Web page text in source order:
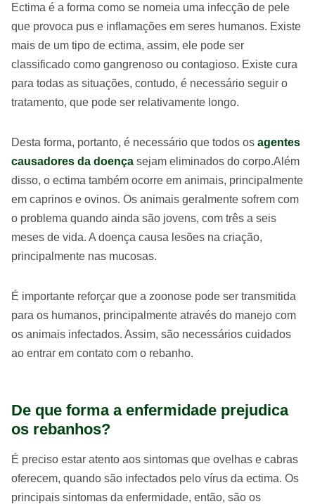
Ectima é a forma como se nomeia uma infecção de pele
que provoca pus e inflamações em seres humanos. Existe
mais de um tipo de ectima, assim, ele pode ser
classificado como gangrenoso ou contagioso. Existe cura
para todas as situações, contudo, é necessário seguir o
tratamento, que pode ser relativamente longo.
Desta forma, portanto, é necessário que todos os agentes
causadores da doença sejam eliminados do corpo.Além
disso, o ectima também ocorre em animais, principalmente
em caprinos e ovinos. Os animais geralmente sofrem com
o problema quando ainda são jovens, com três a seis
meses de vida. A doença causa lesões na criação,
principalmente nas mucosas.
É importante reforçar que a zoonose pode ser transmitida
para os humanos, principalmente através do manejo com
os animais infectados. Assim, são necessários cuidados
ao entrar em contato com o rebanho.
De que forma a enfermidade prejudica
os rebanhos?
É preciso estar atento aos sintomas que ovelhas e cabras
oferecem, quando são infectados pelo vírus da ectima. Os
principais sintomas da enfermidade, então, são os